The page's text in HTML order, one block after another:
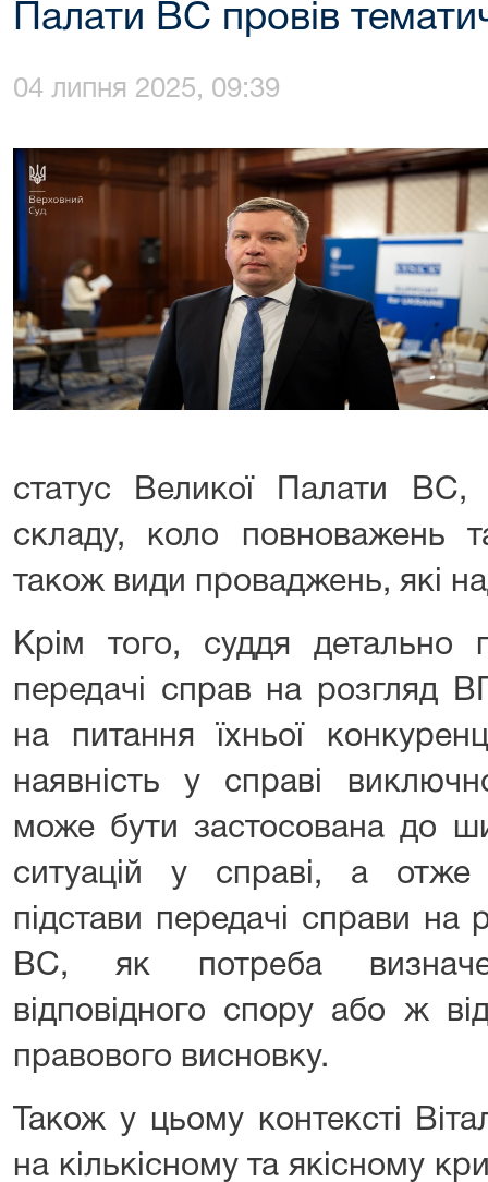
Палати ВС провів
04 липня 2025, 09:39
статус Великої Палати ВС,
складу, коло повноважень
також види проваджень, які
Крім того, суддя детально
передачі справ на розгляд
на питання їхньої
наявність у справі
може бути застосована до
ситуацій у справі, а отже
підстави передачі справи на
ВС, як потреба
відповідного спору або ж
правового висновку.
Також у цьому контексті
на кількісному та якісному